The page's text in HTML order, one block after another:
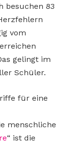
besuchen 83
vom
gelingt im
Schüler.
für eine
menschliche
“ ist die